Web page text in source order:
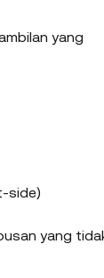
yang
side)
yang